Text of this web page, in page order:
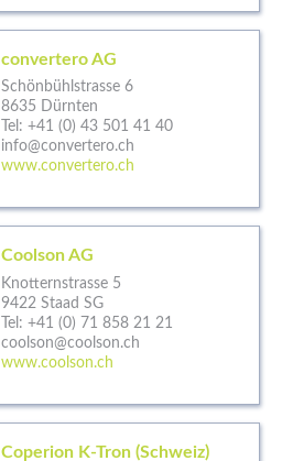
convertero AG
Schönbühlstrasse 6
8635 Dürnten
Tel: +41 (0) 43 501 41 40
info@convertero.ch
www.convertero.ch
Coolson AG
Knotternstrasse 5
9422 Staad SG
Tel: +41 (0) 71 858 21 21
coolson@coolson.ch
www.coolson.ch
Coperion K-Tron (Schweiz)